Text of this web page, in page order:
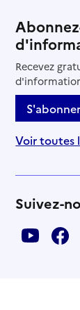
Recevez
S'abonner
Voir toutes
Suivez-